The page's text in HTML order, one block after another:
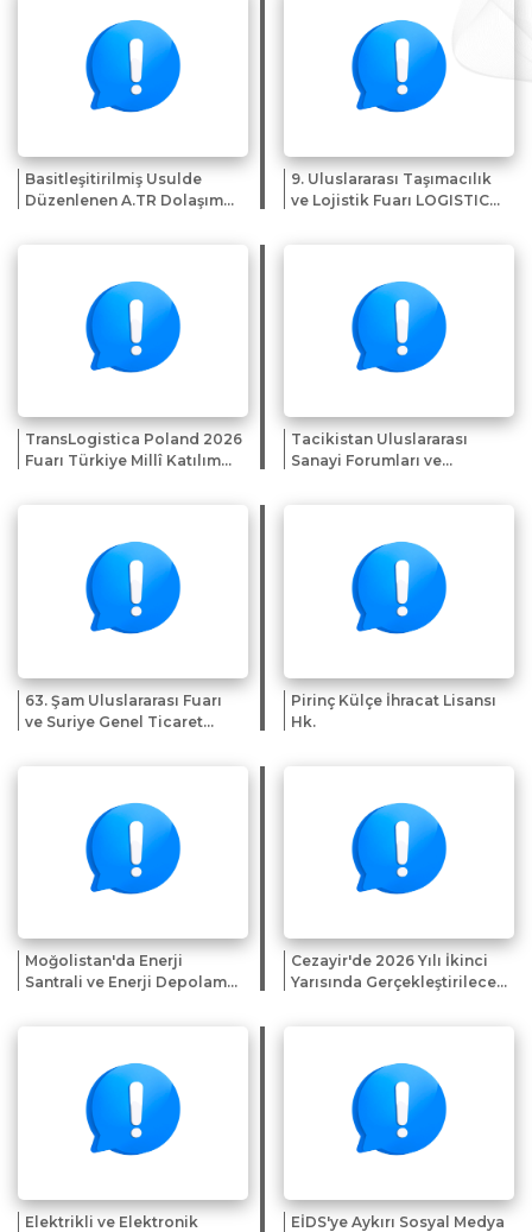
Basitleşitirilmiş Usulde
Düzenlenen A.TR Dolaşım
9. Uluslararası Taşımacılık
ve Lojistik Fuarı LOGISTICAL
TransLogistica Poland 2026
Fuarı Türkiye Millî Katılım
Tacikistan Uluslararası
Sanayi Forumları ve
63. Şam Uluslararası Fuarı
ve Suriye Genel Ticaret
Pirinç Külçe İhracat Lisansı
Hk.
Moğolistan'da Enerji
Santrali ve Enerji Depolama
Cezayir'de 2026 Yılı İkinci
Yarısında Gerçekleştirilecek
Elektrikli ve Elektronik
EİDS'ye Aykırı Sosyal Medya